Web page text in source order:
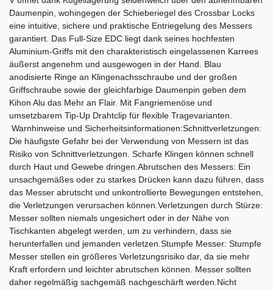
Daumenpin, wohingegen der Schieberiegel des Crossbar Locks
eine intuitive, sichere und praktische Entriegelung des Messers
garantiert. Das Full-Size EDC liegt dank seines hochfesten
Aluminium-Griffs mit den charakteristisch eingelassenen Karrees
äußerst angenehm und ausgewogen in der Hand. Blau
anodisierte Ringe an Klingenachsschraube und der großen
Griffschraube sowie der gleichfarbige Daumenpin geben dem
Kihon Alu das Mehr an Flair. Mit Fangriemenöse und
umsetzbarem Tip-Up Drahtclip für flexible Tragevarianten.
Warnhinweise und Sicherheitsinformationen:Schnittverletzungen:
Die häufigste Gefahr bei der Verwendung von Messern ist das
Risiko von Schnittverletzungen. Scharfe Klingen können schnell
durch Haut und Gewebe dringen.Abrutschen des Messers: Ein
unsachgemäßes oder zu starkes Drücken kann dazu führen, dass
das Messer abrutscht und unkontrollierte Bewegungen entstehen,
die Verletzungen verursachen können.Verletzungen durch Stürze:
Messer sollten niemals ungesichert oder in der Nähe von
Tischkanten abgelegt werden, um zu verhindern, dass sie
herunterfallen und jemanden verletzen.Stumpfe Messer: Stumpfe
Messer stellen ein größeres Verletzungsrisiko dar, da sie mehr
Kraft erfordern und leichter abrutschen können. Messer sollten
daher regelmäßig sachgemäß nachgeschärft werden.Nicht